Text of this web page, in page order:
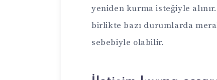
yeniden kurma isteğiyle
birlikte bazı durumlarda
sebebiyle olabilir.